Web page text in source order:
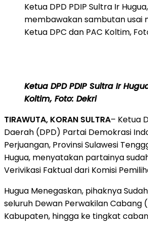
Ketua DPD PDIP Sultra Ir
membawakan sambutan usai
Ketua DPC dan PAC Koltim,
Ketua DPD PDIP Sultra Ir
Koltim, Foto: Dekri
TIRAWUTA, KORAN SULTRA– Ketua
Daerah (DPD) Partai Demokrasi
Perjuangan, Provinsi Sulawesi
Hugua, menyatakan partainya
Verivikasi Faktual dari Komisi
Hugua Menegaskan, pihaknya
seluruh Dewan Perwakilan Cabang
Kabupaten, hingga ke tingkat